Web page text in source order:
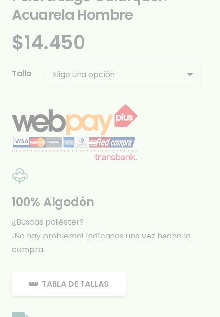
Acuarela Hombre
$14.450
Talla
100% Algodón
¿Buscas poliéster?
¡No hay problema! Indícanos una vez hecha la
compra.
TABLA DE TALLAS